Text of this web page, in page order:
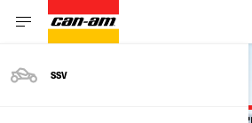
SSV